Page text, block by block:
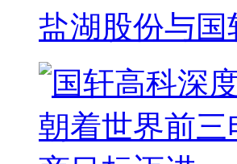
盐湖股份与国